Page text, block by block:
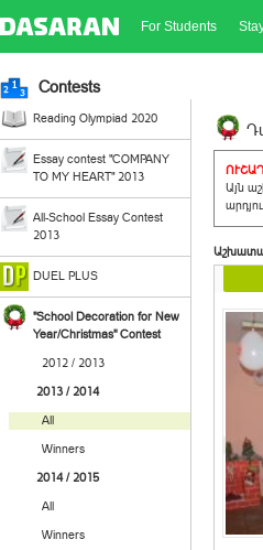
For Students
Contests
Reading Olympiad 2020
Essay contest "COMPANY
TO MY HEART" 2013
All-School Essay Contest
2013
DUEL PLUS
"School Decoration for New
Year/Christmas" Contest
2012 / 2013
2013 / 2014
All
Winners
2014 / 2015
All
Winners
Այն